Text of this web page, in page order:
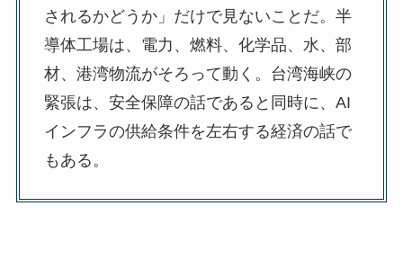
されるかどうか」だけで見ないことだ。半
導体工場は、電力、燃料、化学品、水、部
材、港湾物流がそろって動く。台湾海峡の
緊張は、安全保障の話であると同時に、AI
インフラの供給条件を左右する経済の話で
もある。